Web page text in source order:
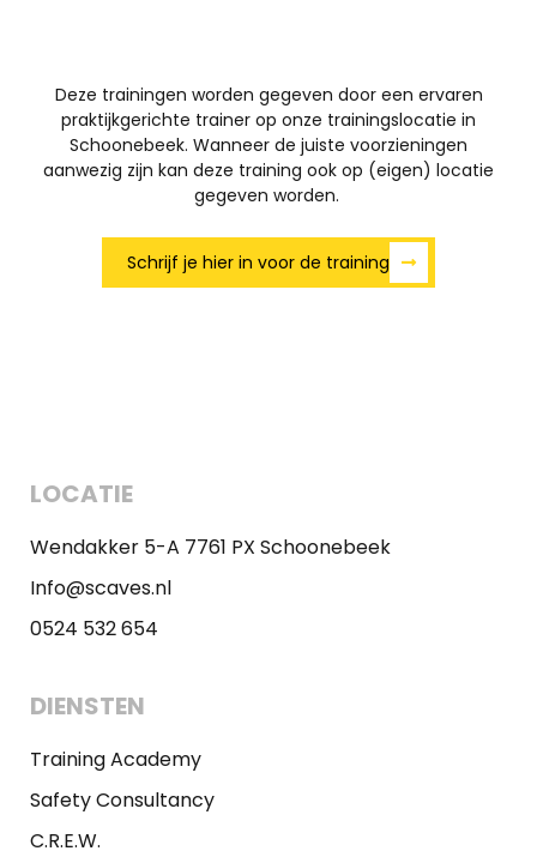
Deze trainingen worden gegeven door een ervaren
praktijkgerichte trainer op onze trainingslocatie in
Schoonebeek. Wanneer de juiste voorzieningen
aanwezig zijn kan deze training ook op (eigen) locatie
gegeven worden.
Schrijf je hier in voor de training
LOCATIE
Wendakker 5-A 7761 PX Schoonebeek
Info@scaves.nl
0524 532 654
DIENSTEN
Training Academy
Safety Consultancy
C.R.E.W.